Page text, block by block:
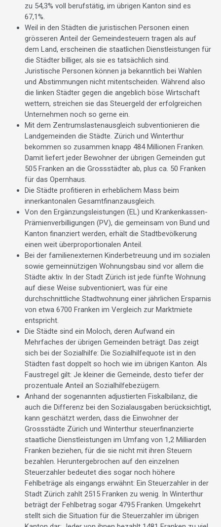
zu 54,3% voll berufstätig, im übrigen Kanton sind es
67,1%.
Weil in den Städten die juristischen Personen einen
grösseren Anteil der Gemeindesteuern tragen als auf
dem Land, erscheinen die staatlichen Dienstleistungen für
die Städter billiger, als sie es tatsächlich sind.
Juristische Personen können ja bekanntlich bei Wahlen
und Abstimmungen nicht mitentscheiden. Während also
die linken Städter gegen die angeblich böse Wirtschaft
wettern, streichen sie das Steuergeld der erfolgreichen
Unternehmen noch so gerne ein.
Mit dem Zentrumslastenausgleich subventionieren die
Landgemeinden die Städte. Zürich und Winterthur
bekommen so zusammen knapp 484 Millionen Franken.
Damit liefert jeder Bewohner der übrigen Gemeinden gut
505 Franken an die Grossstädter ab, plus ca. 50 Franken
für das Opernhaus.
Die Städte profitieren in erheblichem Mass beim
innerkantonalen Gesamtfinanzausgleich.
Von den Ergänzungsleistungen (EL) und Krankenkassen-
Prämienverbilligungen (PV), die gemeinsam von Bund und
Kanton finanziert werden, erhält die Stadtbevölkerung
einen weit überproportionalen Anteil.
Bei der familienexternen Kinderbetreuung und im sozialen
sowie gemeinnützigen Wohnungsbau sind vor allem die
Städte aktiv. In der Stadt Zürich ist jede fünfte Wohnung
auf diese Weise subventioniert, was für eine
durchschnittliche Stadtwohnung einer jährlichen Ersparnis
von etwa 6700 Franken im Vergleich zur Marktmiete
entspricht.
Die Städte sind ein Moloch, deren Aufwand ein
Mehrfaches der übrigen Gemeinden beträgt. Das zeigt
sich bei der Sozialhilfe: Die Sozialhilfequote ist in den
Städten fast doppelt so hoch wie im übrigen Kanton. Als
Faustregel gilt: Je kleiner die Gemeinde, desto tiefer der
prozentuale Anteil an Sozialhilfebezügern.
Anhand der sogenannten adjustierten Fiskalbilanz, die
auch die Differenz bei den Sozialausgaben berücksichtigt,
kann geschätzt werden, dass die Einwohner der
Grossstädte Zürich und Winterthur steuerfinanzierte
staatliche Dienstleistungen im Umfang von 1,2 Milliarden
Franken beziehen, für die sie nicht mit ihren Steuern
bezahlen. Heruntergebrochen auf den einzelnen
Steuerzahler bedeutet dies sogar noch höhere
Fehlbeträge als eingangs erwähnt: Ein Steuerzahler in der
Stadt Zürich zahlt 2515 Franken zu wenig. In Winterthur
beträgt der Fehlbetrag sogar 4795 Franken. Umgekehrt
stellt sich die Situation für die Steuerzahler im übrigen